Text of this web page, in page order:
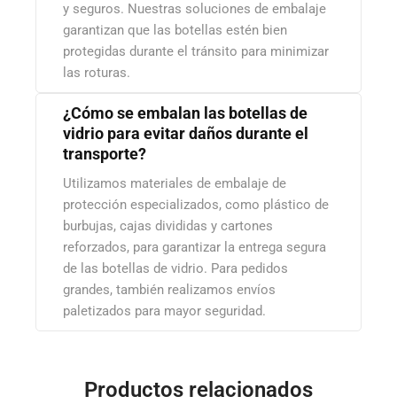
y seguros. Nuestras soluciones de embalaje
garantizan que las botellas estén bien
protegidas durante el tránsito para minimizar
las roturas.
¿Cómo se embalan las botellas de
vidrio para evitar daños durante el
transporte?
Utilizamos materiales de embalaje de
protección especializados, como plástico de
burbujas, cajas divididas y cartones
reforzados, para garantizar la entrega segura
de las botellas de vidrio. Para pedidos
grandes, también realizamos envíos
paletizados para mayor seguridad.
Productos relacionados